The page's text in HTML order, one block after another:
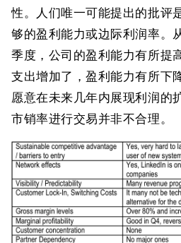
性。人们唯一可能提出的批评
够的盈利能力或边际利润率。
季度，公司的盈利能力有所提
支出增加了，盈利能力有所下
愿意在未来几年内展现利润的
市销率进行交易并非不合理。